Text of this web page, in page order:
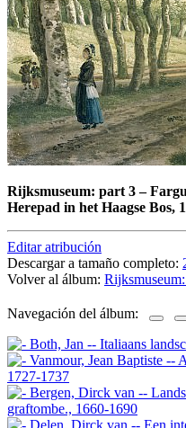
Rijksmuseum: part 3–
Herepad in het Haagse Bos,
Editar atribución
Descargar a tamaño completo:
Volver al álbum:
Navegación del álbum: